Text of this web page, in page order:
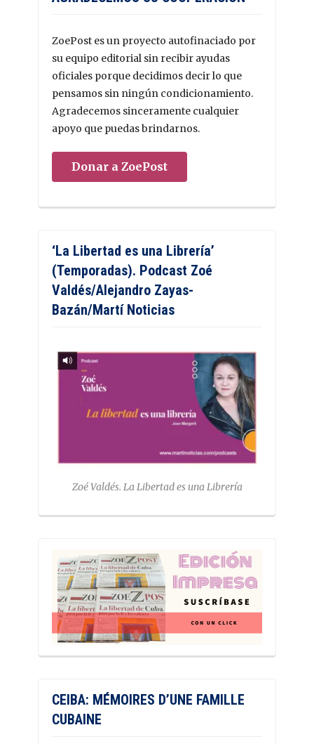
ZoePost es un proyecto autofinaciado por
su equipo editorial sin recibir ayudas
oficiales porque decidimos decir lo que
pensamos sin ningún condicionamiento.
Agradecemos sinceramente cualquier
apoyo que puedas brindarnos.
Donar a ZoePost
‘La Libertad es una Librería’
(Temporadas). Podcast Zoé
Valdés/Alejandro Zayas-
Bazán/Martí Noticias
Zoé Valdés. La Libertad es una Librería
CEIBA: MÉMOIRES D’UNE FAMILLE
CUBAINE